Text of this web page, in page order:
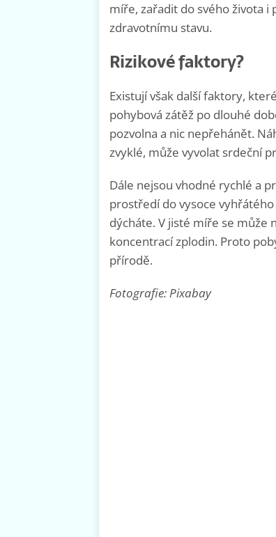
míře, zařadit do svého života
zdravotnímu stavu.
Rizikové faktory?
Existují však další faktory,
pohybová zátěž po dlouhé
pozvolna a nic nepřehánět.
zvyklé, může vyvolat srdeční
Dále nejsou vhodné rychlé a
prostředí do vysoce
dýcháte. V jisté míře se může
koncentrací zplodin. Proto
přírodě.
Fotografie: Pixabay